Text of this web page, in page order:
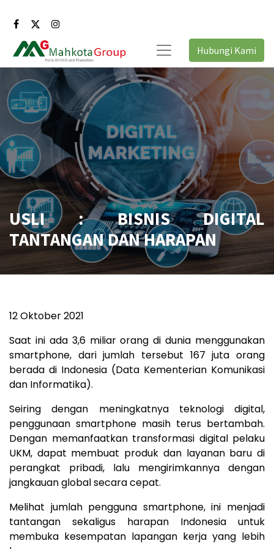
Hubungi Kami
USLI : BISNIS DIGITAL
TANTANGAN DAN HARAPAN
12 Oktober 2021
Saat ini ada 3,6 miliar orang di dunia menggunakan
smartphone, dari jumlah tersebut 167 juta orang
berada di Indonesia (Data Kementerian Komunikasi
dan Informatika).
Seiring dengan meningkatnya teknologi digital,
penggunaan smartphone masih terus bertambah.
Dengan memanfaatkan transformasi digital pelaku
UKM, dapat membuat produk dan layanan baru di
perangkat pribadi, lalu mengirimkannya dengan
jangkauan global secara cepat.
Melihat jumlah pengguna smartphone, ini menjadi
tantangan sekaligus harapan Indonesia untuk
membuka kesempatan lapangan kerja yang lebih